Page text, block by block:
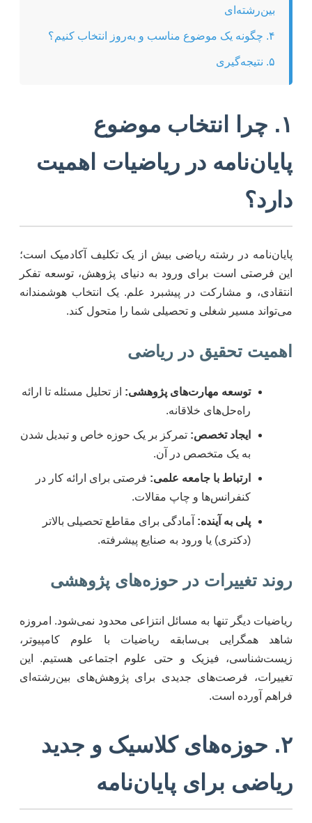
بین‌رشته‌ای
۴. چگونه یک موضوع مناسب و به‌روز انتخاب کنیم؟
۵. نتیجه‌گیری
۱. چرا انتخاب موضوع
پایان‌نامه در ریاضیات اهمیت
دارد؟
پایان‌نامه در رشته ریاضی بیش از یک تکلیف آکادمیک است؛
این فرصتی است برای ورود به دنیای پژوهش، توسعه تفکر
انتقادی، و مشارکت در پیشبرد علم. یک انتخاب هوشمندانه
می‌تواند مسیر شغلی و تحصیلی شما را متحول کند.
اهمیت تحقیق در ریاضی
توسعه مهارت‌های پژوهشی: از تحلیل مسئله تا ارائه
راه‌حل‌های خلاقانه.
ایجاد تخصص: تمرکز بر یک حوزه خاص و تبدیل شدن
به یک متخصص در آن.
ارتباط با جامعه علمی: فرصتی برای ارائه کار در
کنفرانس‌ها و چاپ مقالات.
پلی به آینده: آمادگی برای مقاطع تحصیلی بالاتر
(دکتری) یا ورود به صنایع پیشرفته.
روند تغییرات در حوزه‌های پژوهشی
ریاضیات دیگر تنها به مسائل انتزاعی محدود نمی‌شود. امروزه
شاهد همگرایی بی‌سابقه ریاضیات با علوم کامپیوتر،
زیست‌شناسی، فیزیک و حتی علوم اجتماعی هستیم. این
تغییرات، فرصت‌های جدیدی برای پژوهش‌های بین‌رشته‌ای
فراهم آورده است.
۲. حوزه‌های کلاسیک و جدید
ریاضی برای پایان‌نامه